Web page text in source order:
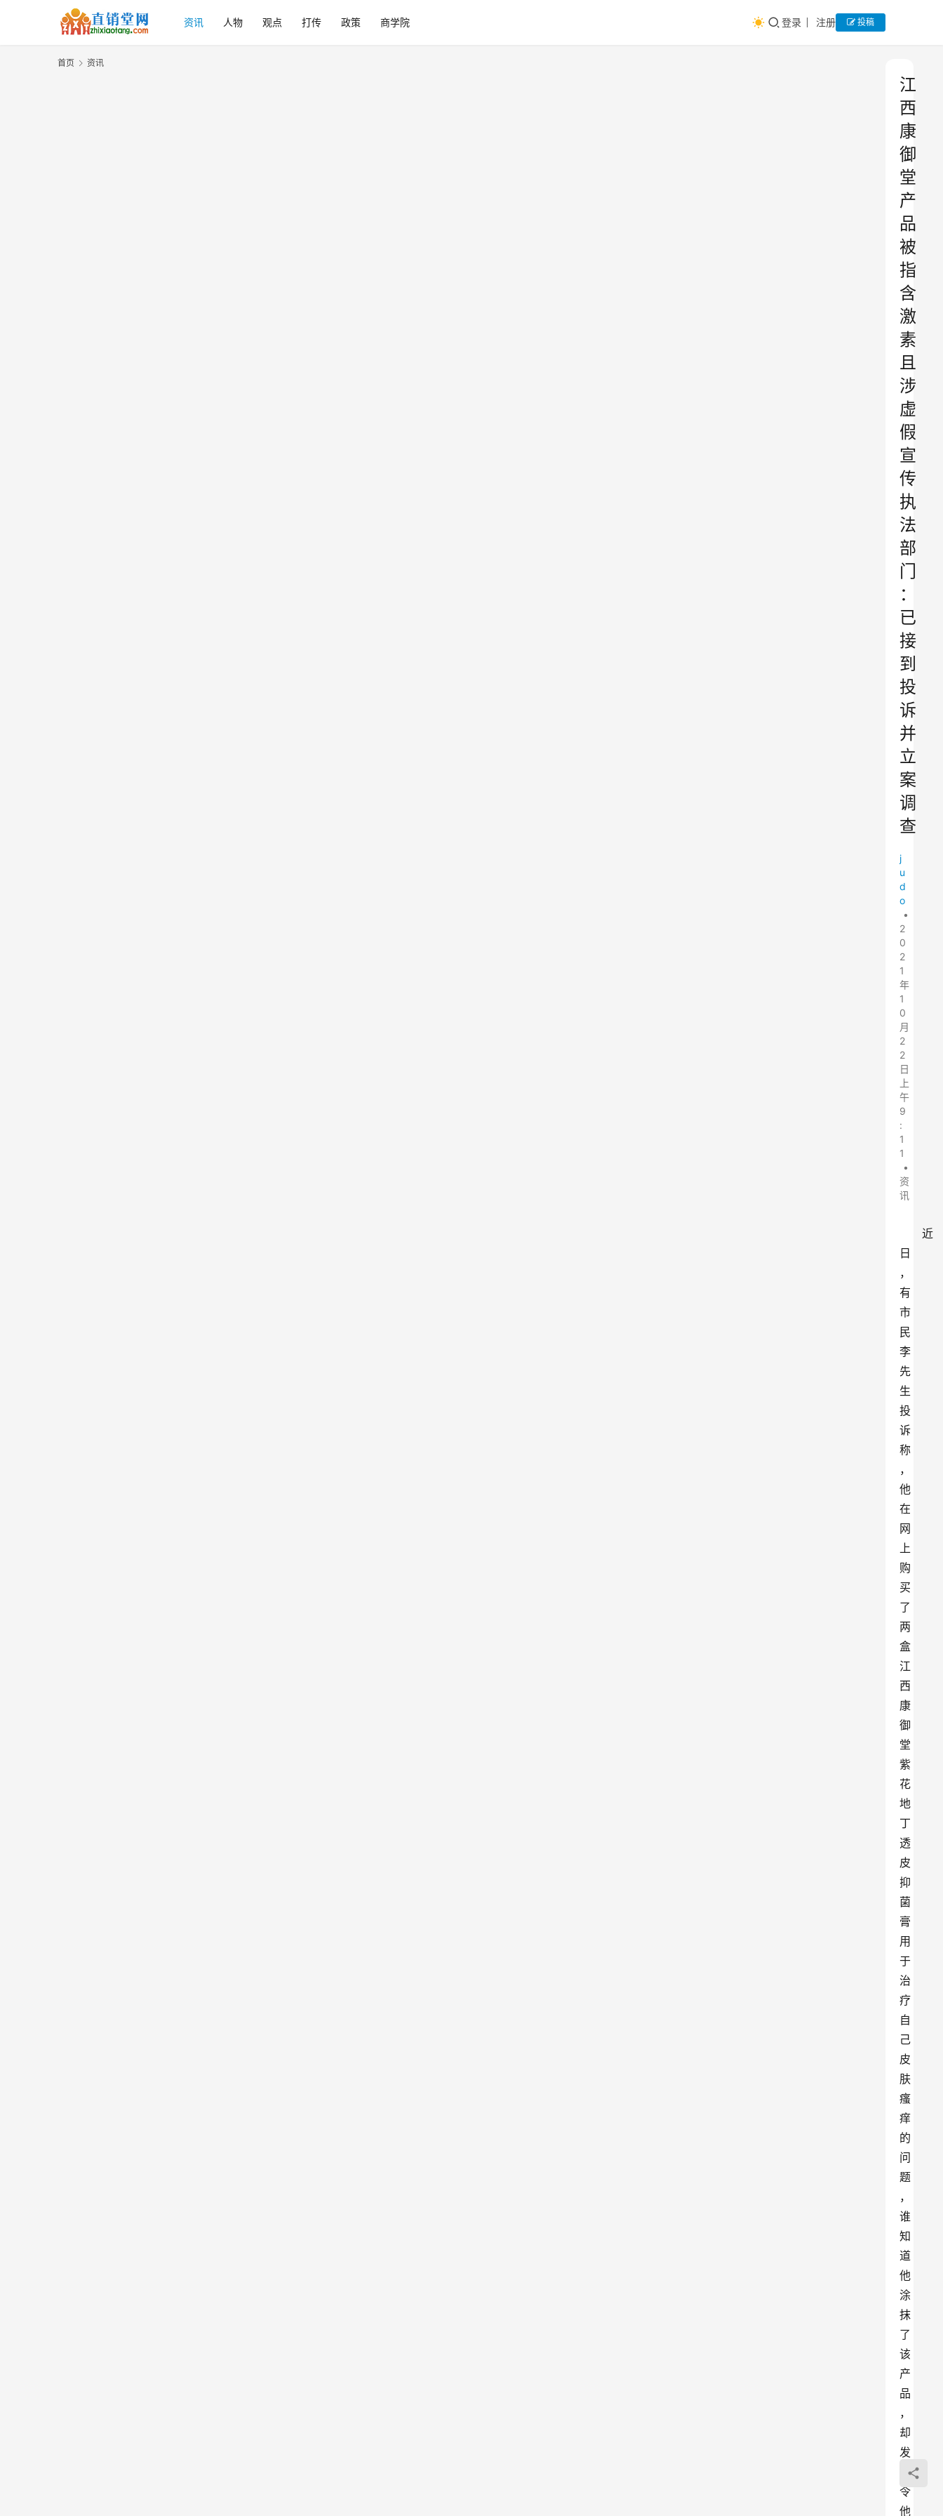
资讯 人物 观点 打传 政策 商学院 登录 注册 投稿
首页 资讯
江
西
康
御
堂
产
品
被
指
含
激
素
且
涉
虚
假
宣
传
执
法
部
门
：
已
接
到
投
诉
并
立
案
调
查
j
u
d
o
•
2
0
2
1
年
1
0
月
2
2
日
上
午
9
:
1
1
•
资
讯
近
日
，
有
市
民
李
先
生
投
诉
称
，
他
在
网
上
购
买
了
两
盒
江
西
康
御
堂
紫
花
地
丁
透
皮
抑
菌
膏
用
于
治
疗
自
己
皮
肤
瘙
痒
的
问
题
，
谁
知
道
他
涂
抹
了
该
产
品
，
却
发
生
令
他